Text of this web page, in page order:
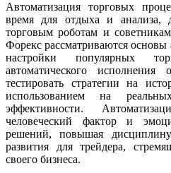
Автоматизация торговых
время для отдыха и анализа,
торговым роботам и
Форекс рассматриваются основы
настройки популярных
автоматического
тестировать стратегии на
использованием на
эффективности.
человеческий фактор и
решений, повышая
развития для трейдера,
своего бизнеса.